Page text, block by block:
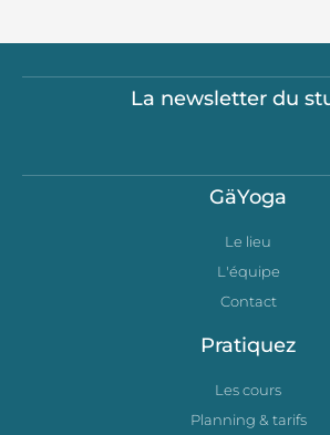
La newsletter du
GäYoga
Le lieu
L'équipe
Contact
Pratiquez
Les cours
Planning & tarifs